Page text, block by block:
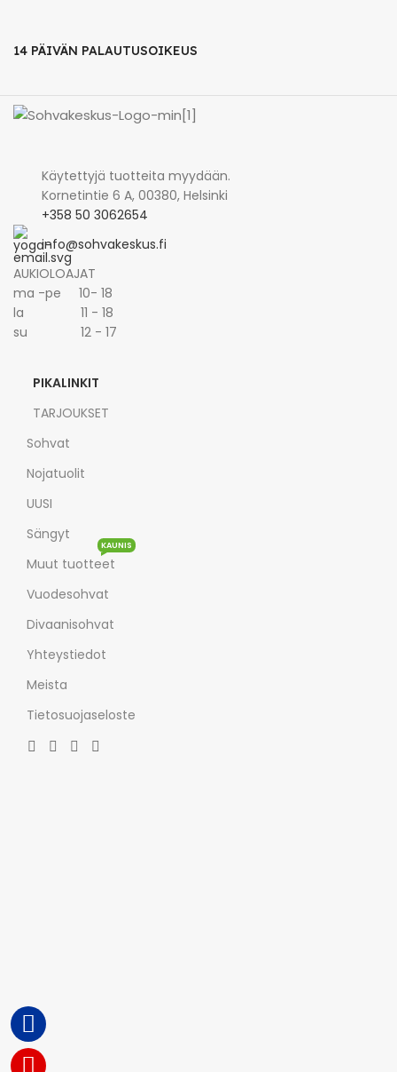
14 PÄIVÄN PALAUTUSOIKEUS
Käytettyjä tuotteita myydään.
Kornetintie 6 A, 00380, Helsinki
+358 50 3062654
info@sohvakeskus.fi
AUKIOLOAJAT
ma -pe 10- 18
la 11 - 18
su 12 - 17
PIKALINKIT
TARJOUKSET
Sohvat
Nojatuolit
UUSI
Sängyt
Muut tuotteet
KAUNIS
Vuodesohvat
Divaanisohvat
Yhteystiedot
Meista
Tietosuojaseloste